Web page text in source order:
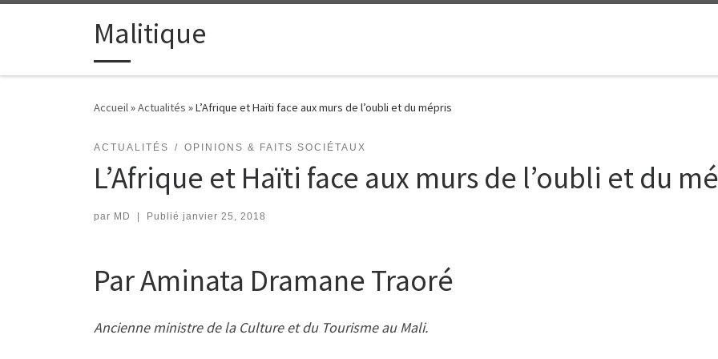
Passer au contenuMalitique
Accueil»Actualités »L’Afrique et Haïti face aux murs de l’oubli et du mépris
ACTUALITÉS OPINIONS & FAITS SOCIÉTAUX
L’Afrique et Haïti face aux murs de l’oubli et du
par MD Publié janvier 25, 2018
Par Aminata Dramane Traoré
Ancienne ministre de la Culture et du Tourisme au Mali.